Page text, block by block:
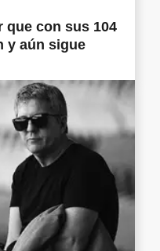
que con sus 104
y aún sigue